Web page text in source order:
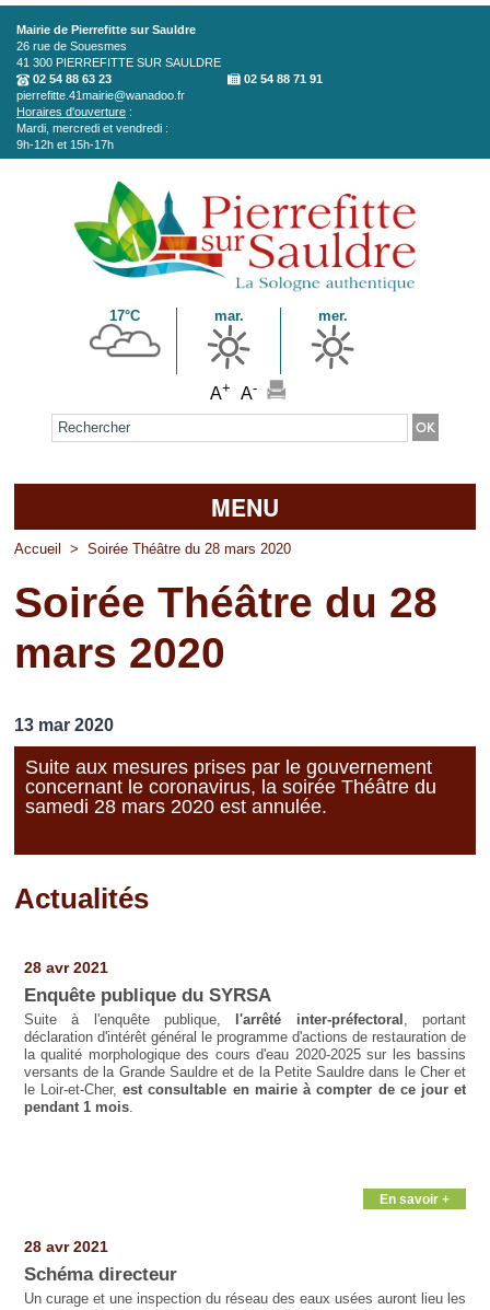
Aller au contenu principal
Mairie de Pierrefitte sur Sauldre
26 rue de Souesmes
41 300 PIERREFITTE SUR SAULDRE
02 54 88 63 23
02 54 88 71 91
pierrefitte.41mairie@wanadoo.fr
Horaires d'ouverture :
Mardi, mercredi et vendredi :
9h-12h et 15h-17h
17°C mar. mer.
A+ A-
Formulaire de recherche
MENU
Accueil
La mairie
Découvrir Pierrefitte
Vos professionnels
Loisirs
Accueil > Soirée Théâtre du 28 mars 2020
Soirée Théâtre du 28
mars 2020
13 mar 2020
Suite aux mesures prises par le gouvernement
concernant le coronavirus, la soirée Théâtre du
samedi 28 mars 2020 est annulée.
Actualités
28 avr 2021
Enquête publique du SYRSA
Suite à l'enquête publique, l'arrêté inter-préfectoral
, portant
déclaration d'intérêt général
le programme d'actions de restauration de
la qualité morphologique des cours d'eau 2020-2025sur les bassins
versants de la Grande Sauldre et de la Petite Sauldre dans le Cher et
le Loir-et-Cher,est consultable en mairie à compter de ce jour et
pendant 1 mois.
En savoir +
28 avr 2021
Schéma directeur
Un curage et une inspection du réseau des eaux usées auront lieu les
Pages